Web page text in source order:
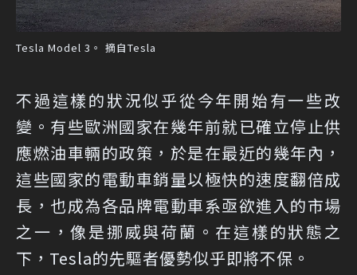
Tesla Model 3。 摘自Tesla
不過這樣的狀況似乎從今年開始有一些改
變。有些歐洲國家在幾年前就已確立停止供
應燃油車輛的政策，於是在最近的幾年內，
這些國家的電動車銷量以極快的速度翻倍成
長，也成為各品牌電動車系亟欲進入的市場
之一，像是挪威與荷蘭。在這樣的狀態之
下，Tesla的先驅者優勢似乎即將不保。